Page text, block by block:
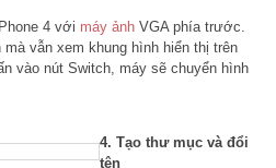
4 với máy ảnh VGA phía trước.
vẫn xem khung hình hiển thị trên
vào nút Switch, máy sẽ chuyển hình
4. Tạo thư mục và đổi
tên